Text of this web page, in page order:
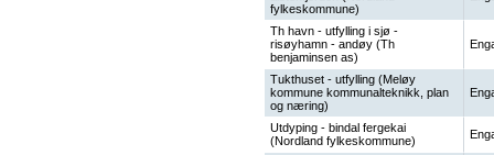
fylkeskommune)
Th havn - utfylling i sjø -
risøyhamn - andøy (Th
benjaminsen as)
Tukthuset - utfylling (Meløy
kommune kommunalteknikk, plan
og næring)
Utdyping - bindal fergekai
(Nordland fylkeskommune)